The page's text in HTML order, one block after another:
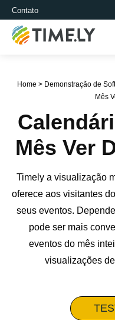
Contato
Timely
Home > Demonstração de
Mês
Mês Ver
Timely a visualização
oferece aos visitantes
seus eventos.
pode ser mais
eventos do mês
visualizações